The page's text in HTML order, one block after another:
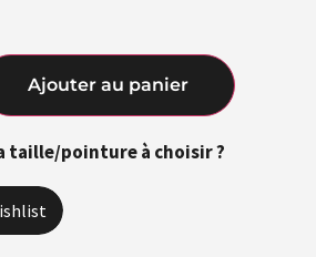
Ajouter au panier
taille/pointure à choisir ?